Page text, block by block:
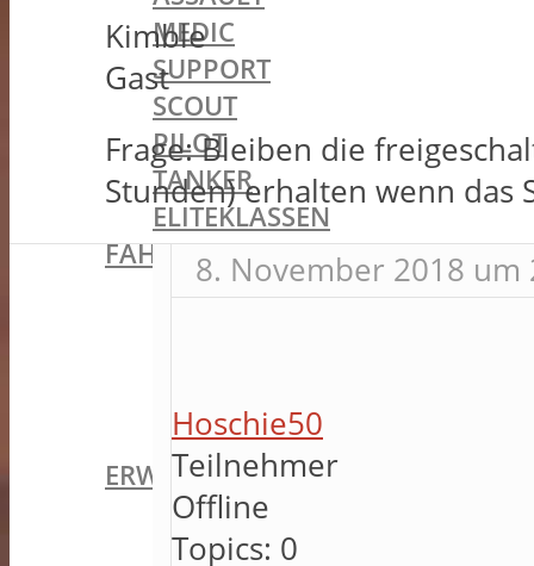
MEDIC
SUPPORT
SCOUT
PILOT
TANKER
ELITEKLASSEN
FAHRZEUGE
LANDFAHRZEUGE
WASSERFAHRZEUGE
STATIONÄREN WAFFEN
ERWEITERUNGSPACKS
GIANT´S SHADOW
THEY SHALL NOT PASS
Kimble
Gast
Frage: Bleiben die
Stunden) erhalten wenn das
8. November 2018 um
Hoschie50
Teilnehmer
Offline
Topics: 0